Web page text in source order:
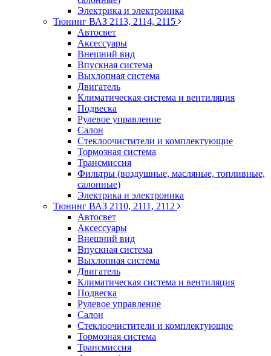
Электрика и электроника
Тюнинг ВАЗ 2113, 2114, 2115
Автосвет
Аксессуары
Внешний вид
Впускная система
Выхлопная система
Двигатель
Климатическая система и вентиляция
Подвеска
Рулевое управление
Салон
Стеклоочистители и комплектующие
Тормозная система
Трансмиссия
Фильтры (воздушные, масляные, топливные,
салонные)
Электрика и электроника
Тюнинг ВАЗ 2110, 2111, 2112
Автосвет
Аксессуары
Внешний вид
Впускная система
Выхлопная система
Двигатель
Климатическая система и вентиляция
Подвеска
Рулевое управление
Салон
Стеклоочистители и комплектующие
Тормозная система
Трансмиссия